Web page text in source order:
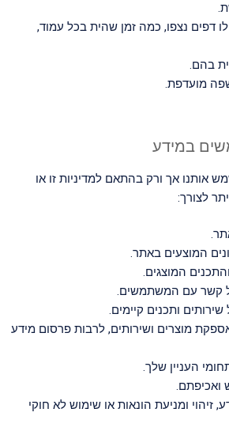
דפים נצפו, כמה זמן שהית בכל עמוד,
בהם.
מועדפת.
במידע
אותנו אך ורק בהתאם למדיניות זו או
לצורך:
המוצעים באתר.
המוצגים.
קשר עם המשתמשים.
ותכנים קיימים.
מוצרים ושירותים, לרבות פרסום מידע
העניין שלך.
ואכיפתם.
ומניעת הונאות או שימוש לא חוקי